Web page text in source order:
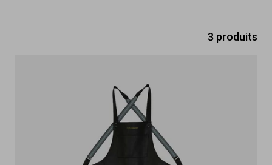
3 produits